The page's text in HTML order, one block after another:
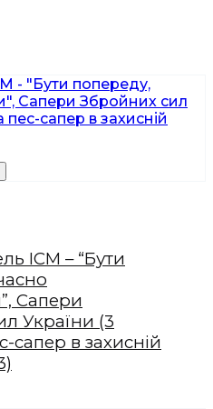
ICM – “Бути
Сапери
України (3
сапер в захисній